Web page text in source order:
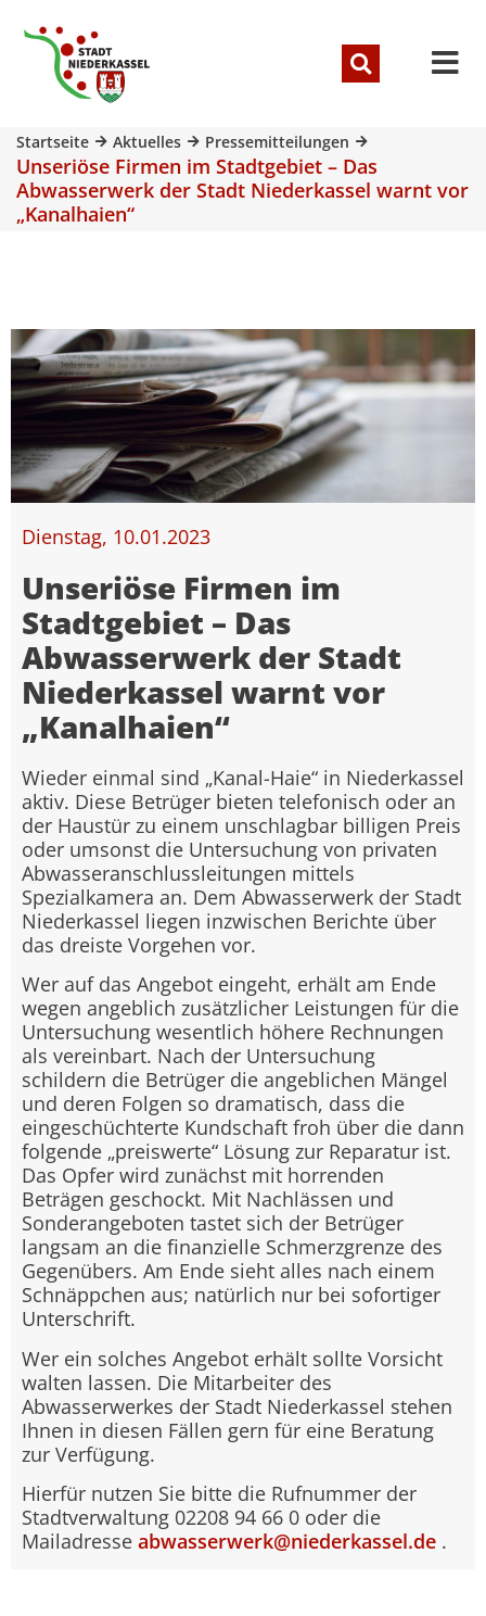
Startseite Aktuelles Pressemitteilungen
Unseriöse Firmen im Stadtgebiet – Das
Abwasserwerk der Stadt Niederkassel warnt vor
„Kanalhaien“
Dienstag, 10.01.2023
Unseriöse Firmen im
Stadtgebiet – Das
Abwasserwerk der Stadt
Niederkassel warnt vor
„Kanalhaien“
Wieder einmal sind „Kanal-Haie“ in Niederkassel
aktiv. Diese Betrüger bieten telefonisch oder an
der Haustür zu einem unschlagbar billigen Preis
oder umsonst die Untersuchung von privaten
Abwasseranschlussleitungen mittels
Spezialkamera an. Dem Abwasserwerk der Stadt
Niederkassel liegen inzwischen Berichte über
das dreiste Vorgehen vor.
Wer auf das Angebot eingeht, erhält am Ende
wegen angeblich zusätzlicher Leistungen für die
Untersuchung wesentlich höhere Rechnungen
als vereinbart. Nach der Untersuchung
schildern die Betrüger die angeblichen Mängel
und deren Folgen so dramatisch, dass die
eingeschüchterte Kundschaft froh über die dann
folgende „preiswerte“ Lösung zur Reparatur ist.
Das Opfer wird zunächst mit horrenden
Beträgen geschockt. Mit Nachlässen und
Sonderangeboten tastet sich der Betrüger
langsam an die finanzielle Schmerzgrenze des
Gegenübers. Am Ende sieht alles nach einem
Schnäppchen aus; natürlich nur bei sofortiger
Unterschrift.
Wer ein solches Angebot erhält sollte Vorsicht
walten lassen. Die Mitarbeiter des
Abwasserwerkes der Stadt Niederkassel stehen
Ihnen in diesen Fällen gern für eine Beratung
zur Verfügung.
Hierfür nutzen Sie bitte die Rufnummer der
Stadtverwaltung 02208 94 66 0 oder die
Mailadresse abwasserwerk@niederkassel.de .